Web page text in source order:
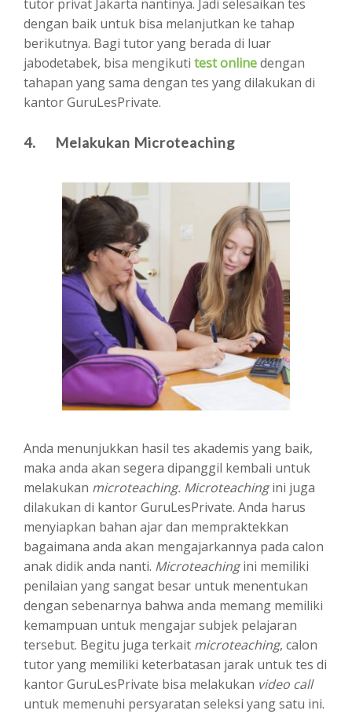
tutor privat Jakarta nantinya. Jadi selesaikan tes
dengan baik untuk bisa melanjutkan ke tahap
berikutnya. Bagi tutor yang berada di luar
jabodetabek, bisa mengikuti test onlinedengan
tahapan yang sama dengan tes yang dilakukan di
kantor GuruLesPrivate.
4. Melakukan Microteaching
Anda menunjukkan hasil tes akademis yang baik,
maka anda akan segera dipanggil kembali untuk
melakukan microteaching. Microteachingini juga
dilakukan di kantor GuruLesPrivate. Anda harus
menyiapkan bahan ajar dan mempraktekkan
bagaimana anda akan mengajarkannya pada calon
anak didik anda nanti. Microteachingini memiliki
penilaian yang sangat besar untuk menentukan
dengan sebenarnya bahwa anda memang memiliki
kemampuan untuk mengajar subjek pelajaran
tersebut. Begitu juga terkait microteaching, calon
tutor yang memiliki keterbatasan jarak untuk tes di
kantor GuruLesPrivate bisa melakukan video call
untuk memenuhi persyaratan seleksi yang satu ini.